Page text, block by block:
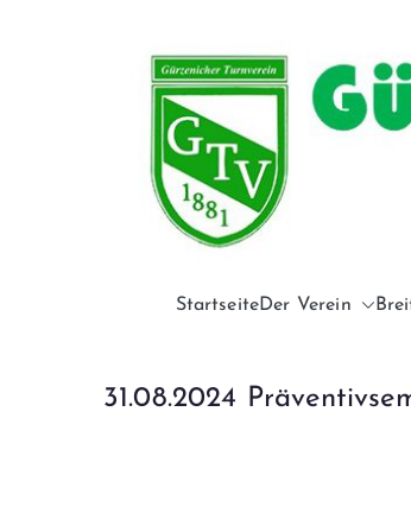
StartseiteDer Verein
31.08.2024